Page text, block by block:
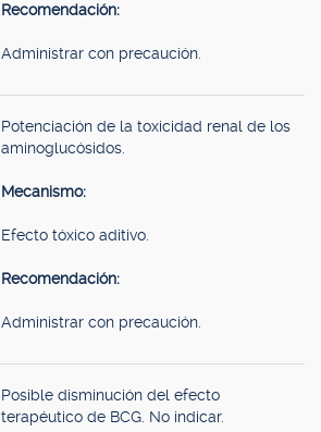
Recomendación:
Administrar con precaución.
Potenciación de la toxicidad renal de los
aminoglucósidos.
Mecanismo:
Efecto tóxico aditivo.
Recomendación:
Administrar con precaución.
Posible disminución del efecto
terapéutico de BCG. No indicar.